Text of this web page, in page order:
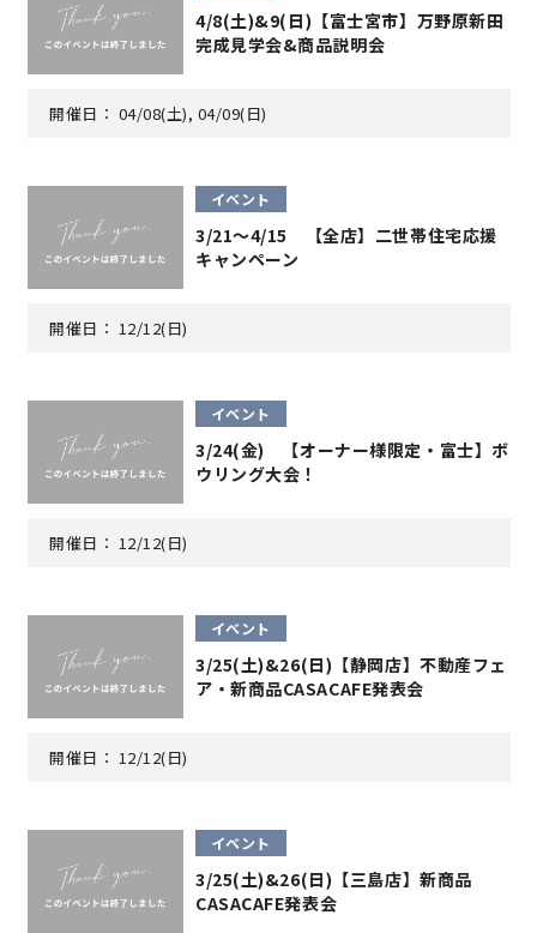
Groovin’
nattoku住宅25周年記念モデル
Glass Arts
キママプラス
納得リフォームスタジオ
分譲住宅･不動産 スタッフブログ
施工事例 お客さまの声
お知らせ
近日分譲予定情報 会社情報
動画ギャラリー 採用情報
4/8(土)&9(日)【富士宮市】万野原新田
完成見学会&商品説明会
開催日： 04/08(土), 04/09(日)
イベント
3/21〜4/15 【全店】二世帯住宅応援
キャンペーン
開催日： 12/12(日)
イベント
3/24(金) 【オーナー様限定・富士】ボ
ウリング大会！
開催日： 12/12(日)
イベント
3/25(土)&26(日)【静岡店】不動産フェ
ア・新商品CASACAFE発表会
開催日： 12/12(日)
イベント
3/25(土)&26(日)【三島店】新商品
CASACAFE発表会